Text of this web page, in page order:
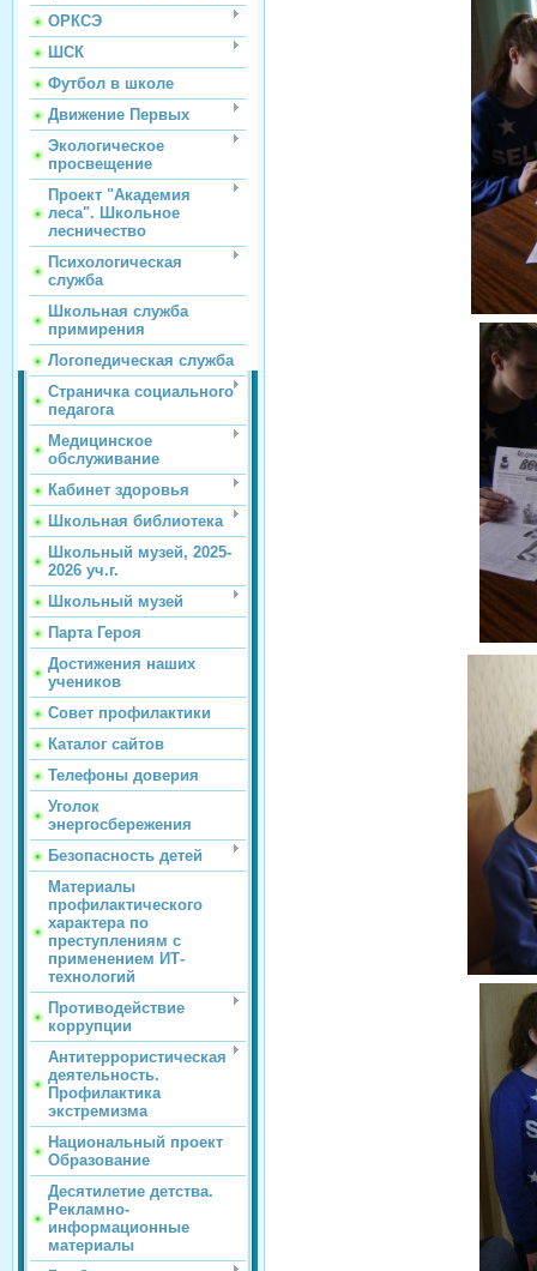
ОРКСЭ
ШСК
Футбол в школе
Движение Первых
Экологическое
просвещение
Проект "Академия
леса". Школьное
лесничество
Психологическая
служба
Школьная служба
примирения
Логопедическая служба
Страничка социального
педагога
Медицинское
обслуживание
Кабинет здоровья
Школьная библиотека
Школьный музей, 2025-
2026 уч.г.
Школьный музей
Парта Героя
Достижения наших
учеников
Совет профилактики
Каталог сайтов
Телефоны доверия
Уголок
энергосбережения
Безопасность детей
Материалы
профилактического
характера по
преступлениям с
применением ИТ-
технологий
Противодействие
коррупции
Антитеррористическая
деятельность.
Профилактика
экстремизма
Национальный проект
Образование
Десятилетие детства.
Рекламно-
информационные
материалы